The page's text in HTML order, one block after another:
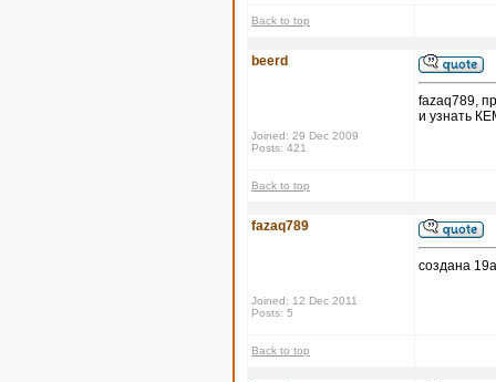
Back to top
beerd
Joined: 29 Dec 2009
Posts: 421
fazaq789,
и узнать
Back to top
fazaq789
Joined: 12 Dec 2011
Posts: 5
создана
Back to top